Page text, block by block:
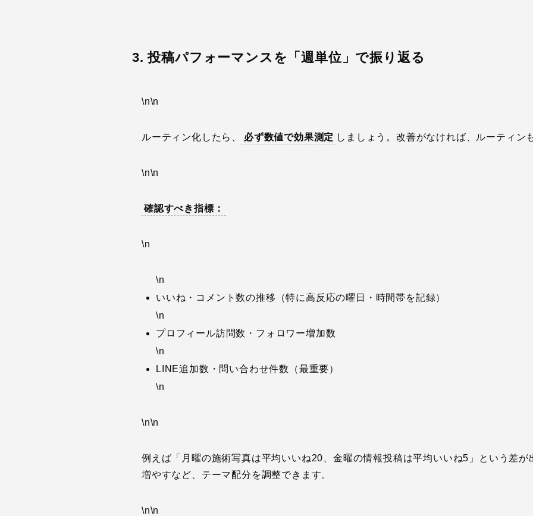
3. 投稿パフォーマンスを「週単位」で振り返る
\n\n
ルーティン化したら、 必ず数値で効果測定 しましょう。改善がなければ、ルーティン
\n\n
確認すべき指標：
\n
\n
いいね・コメント数の推移（特に高反応の曜日・時間帯を記録）
\n
プロフィール訪問数・フォロワー増加数
\n
LINE追加数・問い合わせ件数（最重要）
\n
\n\n
例えば「月曜の施術写真は平均いいね20、金曜の情報投稿は平均いいね5」という差
増やすなど、テーマ配分を調整できます。
\n\n